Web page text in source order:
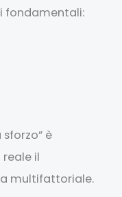
fondamentali:
sforzo” è
il
multifattoriale.